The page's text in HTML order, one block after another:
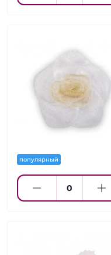
популярный